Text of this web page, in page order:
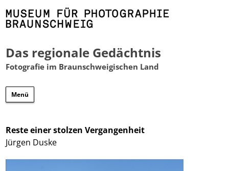
Das regionale Gedächtnis
Fotografie im Braunschweigischen Land
Menü
Zum
springen
Reste einer stolzen Vergangenheit
Jürgen Duske